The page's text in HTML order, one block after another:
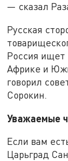
— сказал
Русская
Россия ищет
Африке и
говорил
Сорокин.
Уважаемые
Если вам
Царьград